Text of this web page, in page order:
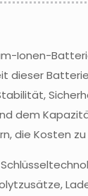
Ionen-
dieser
dem
die Kosten